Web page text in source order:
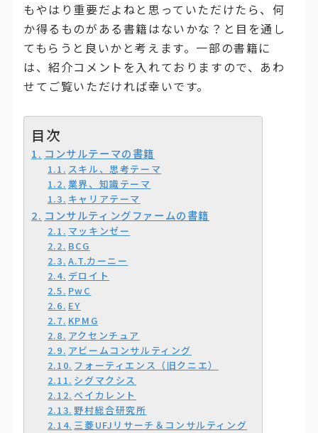
もやはり重要だよねと思っていただけたら、何
か得るものがある書籍はないかな？と目を通し
てもらうと良いかと考えます。一部の書籍に
は、紹介コメントを入れておりますので、あわ
せてご覧いただければ幸いです。
目次
コンサルテーマの書籍
スキル、思考テーマ
業界、知識テーマ
キャリアテーマ
コンサルティングファームの書籍
マッキンゼー
BCG
A.T.カーニー
デロイト
PwC
EY
KPMG
アクセンチュア
アビームコンサルティング
フォーティエンス（旧クニエ）
シグマクシス
ベイカレント
野村総合研究所
三菱UFJリサーチ＆コンサルティング